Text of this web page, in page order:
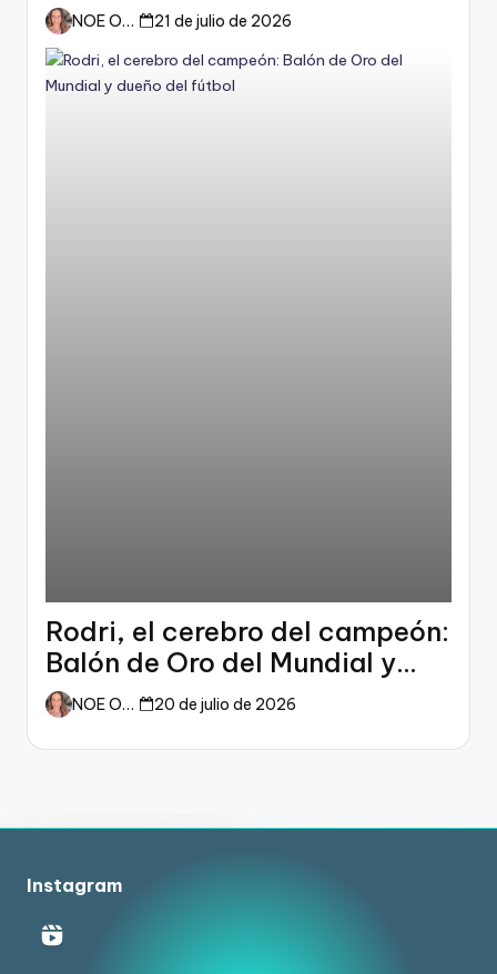
España
NOE ORTIZ 21 de julio de 2026
Rodri, el cerebro del campeón:
Balón de Oro del Mundial y
dueño del fútbol
NOE ORTIZ 20 de julio de 2026
Instagram